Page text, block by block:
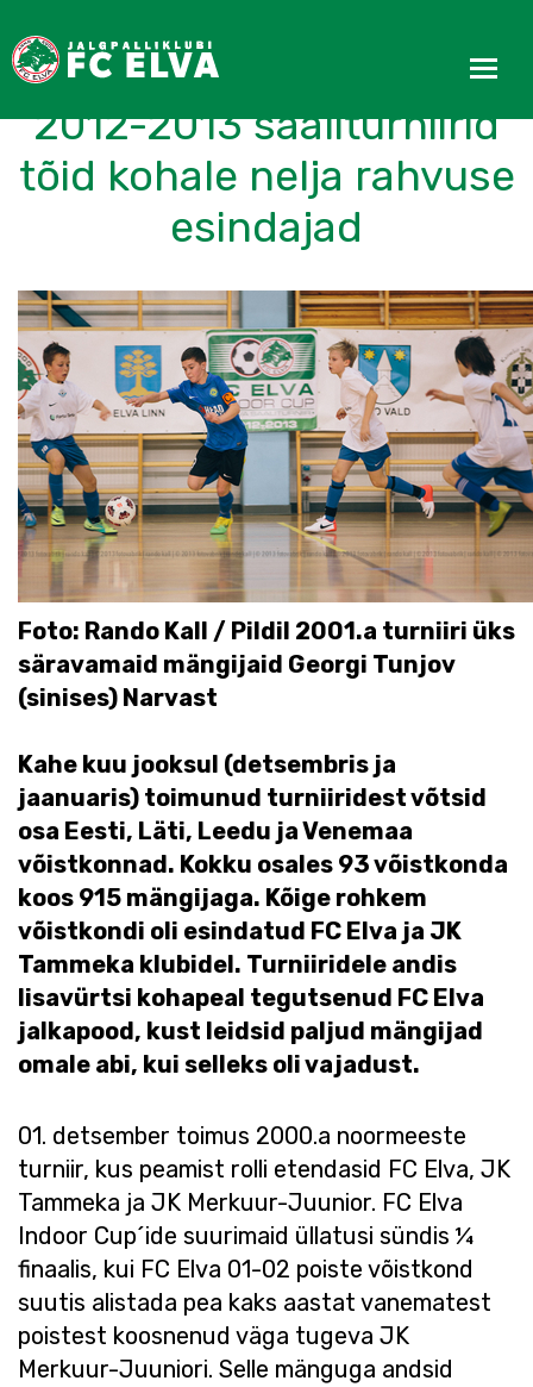
FC Elva Indoor Cup
2012-2013 saaliturniirid
tõid kohale nelja rahvuse
esindajad
Foto: Rando Kall / Pildil 2001.a turniiri üks
säravamaid mängijaid Georgi Tunjov
(sinises) Narvast
Kahe kuu jooksul (detsembris ja
jaanuaris) toimunud turniiridest võtsid
osa Eesti, Läti, Leedu ja Venemaa
võistkonnad. Kokku osales 93 võistkonda
koos 915 mängijaga. Kõige rohkem
võistkondi oli esindatud FC Elva ja JK
Tammeka klubidel. Turniiridele andis
lisavürtsi kohapeal tegutsenud FC Elva
jalkapood, kust leidsid paljud mängijad
omale abi, kui selleks oli vajadust.
01. detsember toimus 2000.a noormeeste
turniir, kus peamist rolli etendasid FC Elva, JK
Tammeka ja JK Merkuur-Juunior. FC Elva
Indoor Cup´ide suurimaid üllatusi sündis ¼
finaalis, kui FC Elva 01-02 poiste võistkond
suutis alistada pea kaks aastat vanematest
poistest koosnenud väga tugeva JK
Merkuur-Juuniori. Selle mänguga andsid